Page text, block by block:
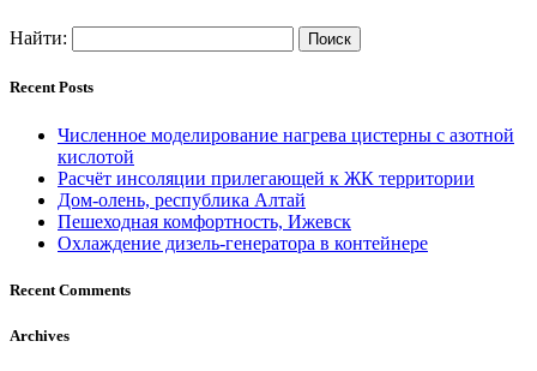
Найти:
Recent Posts
Численное моделирование нагрева цистерны с азотной
кислотой
Расчёт инсоляции прилегающей к ЖК территории
Дом-олень, республика Алтай
Пешеходная комфортность, Ижевск
Охлаждение дизель-генератора в контейнере
Recent Comments
Archives